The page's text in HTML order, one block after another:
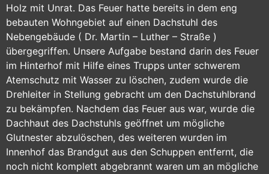
Holz mit Unrat. Das Feuer hatte bereits in dem eng
bebauten Wohngebiet auf einen Dachstuhl des
Nebengebäude ( Dr. Martin – Luther – Straße )
übergegriffen. Unsere Aufgabe bestand darin des Feuer
im Hinterhof mit Hilfe eines Trupps unter schwerem
Atemschutz mit Wasser zu löschen, zudem wurde die
Drehleiter in Stellung gebracht um den Dachstuhlbrand
zu bekämpfen. Nachdem das Feuer aus war, wurde die
Dachhaut des Dachstuhls geöffnet um mögliche
Glutnester abzulöschen, des weiteren wurden im
Innenhof das Brandgut aus den Schuppen entfernt, die
noch nicht komplett abgebrannt waren um an mögliche